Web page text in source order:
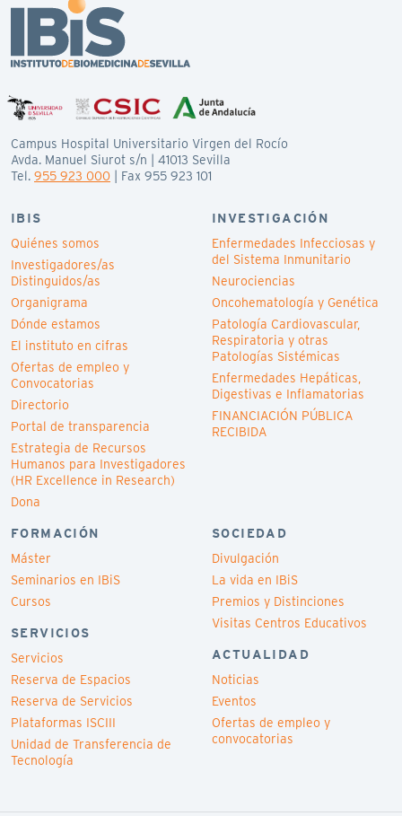
Campus Hospital Universitario Virgen del Rocío
Avda. Manuel Siurot s/n | 41013 Sevilla
Tel. 955 923 000 | Fax 955 923 101
IBIS
Quiénes somos
Investigadores/as
Distinguidos/as
Organigrama
Dónde estamos
El instituto en cifras
Ofertas de empleo y
Convocatorias
Directorio
Portal de transparencia
Estrategia de Recursos
Humanos para Investigadores
(HR Excellence in Research)
Dona
INVESTIGACIÓN
Enfermedades Infecciosas y
del Sistema Inmunitario
Neurociencias
Oncohematología y Genética
Patología Cardiovascular,
Respiratoria y otras
Patologías Sistémicas
Enfermedades Hepáticas,
Digestivas e Inflamatorias
FINANCIACIÓN PÚBLICA
RECIBIDA
FORMACIÓN
Máster
Seminarios en IBiS
Cursos
SERVICIOS
Servicios
Reserva de Espacios
Reserva de Servicios
Plataformas ISCIII
Unidad de Transferencia de
Tecnología
SOCIEDAD
Divulgación
La vida en IBiS
Premios y Distinciones
Visitas Centros Educativos
ACTUALIDAD
Noticias
Eventos
Ofertas de empleo y
convocatorias